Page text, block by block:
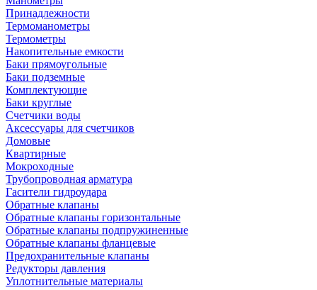
Принадлежности
Термоманометры
Термометры
Накопительные емкости
Баки прямоугольные
Баки подземные
Комплектующие
Баки круглые
Счетчики воды
Аксессуары для счетчиков
Домовые
Квартирные
Мокроходные
Трубопроводная арматура
Гасители гидроудара
Обратные клапаны
Обратные клапаны горизонтальные
Обратные клапаны подпружиненные
Обратные клапаны фланцевые
Предохранительные клапаны
Редукторы давления
Уплотнительные материалы